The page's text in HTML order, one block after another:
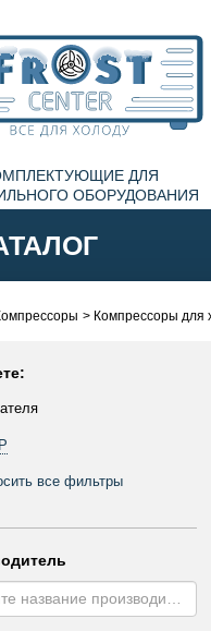
ДЛЯ
ОБОРУДОВАНИЯ
Компрессоры для
все фильтры